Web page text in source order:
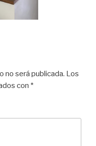
no será publicada. Los
con *